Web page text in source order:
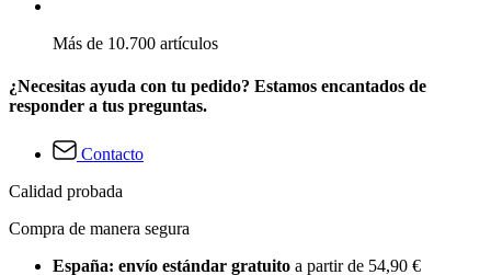
Más de 10.700 artículos
¿Necesitas ayuda con tu pedido? Estamos encantados de
responder a tus preguntas.
Contacto
Calidad probada
Compra de manera segura
España: envío estándar gratuito a partir de 54,90 €